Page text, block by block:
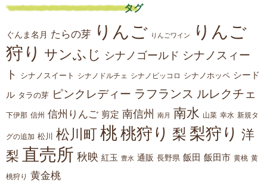
タグ
ぐんま名月 たらの芽 りんご りんごワイン
りんご
狩り サンふじ シナノゴールド シナノスィー
ト
シナノスイート シナノドルチェ シナノピッコロ シナノホッペ シード
ル タラの芽 ピンクレディー ラフランス ルレクチェ
下伊那 信州 信州りんご 剪定 南信州 南月 南水 山菜 幸水 新規タ
グの追加 松川 松川町 桃桃狩り 梨 梨狩り 洋
梨 直売所 秋映 紅玉 豊水 通販 長野県 飯田 飯田市 黄桃 黄
桃狩り 黄金桃